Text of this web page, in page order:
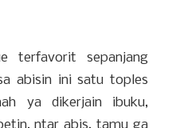
terfavorit sepanjang
abisin ini satu toples
ya dikerjain ibuku,